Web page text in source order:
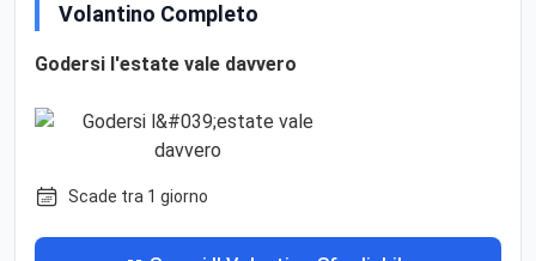
Volantino Completo
Godersi l'estate vale davvero
Scade tra 1 giorno